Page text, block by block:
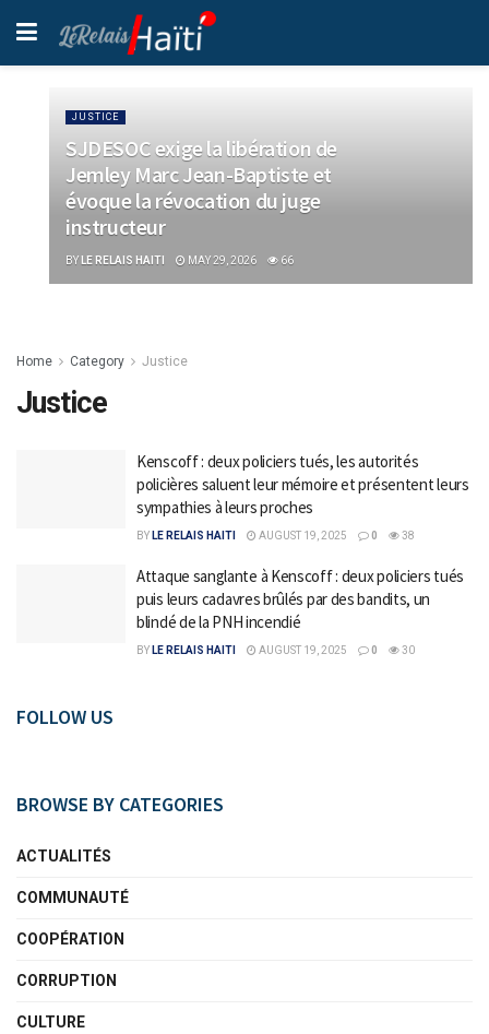
JUSTICE
SJDESOC exige la libération de
Jemley Marc Jean-Baptiste et
évoque la révocation du juge
instructeur
BY LE RELAIS HAITI MAY 29, 2026 66
Home Category Justice
Justice
Kenscoff : deux policiers tués, les autorités
policières saluent leur mémoire et présentent leurs
sympathies à leurs proches
BY LE RELAIS HAITI AUGUST 19, 2025 0 38
Attaque sanglante à Kenscoff : deux policiers tués
puis leurs cadavres brûlés par des bandits, un
blindé de la PNH incendié
BY LE RELAIS HAITI AUGUST 19, 2025 0 30
FOLLOW US
BROWSE BY CATEGORIES
ACTUALITÉS
COMMUNAUTÉ
COOPÉRATION
CORRUPTION
CULTURE